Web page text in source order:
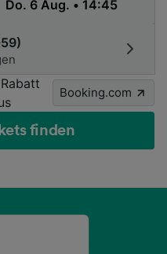
Booking.com
finden